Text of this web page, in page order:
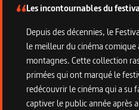
Description de la
Les incontournables du
Depuis des décennies, le
le meilleur du cinéma comique
montagnes. Cette collection
primées qui ont marqué le
redécouvrir le cinéma qui a su
captiver le public année après